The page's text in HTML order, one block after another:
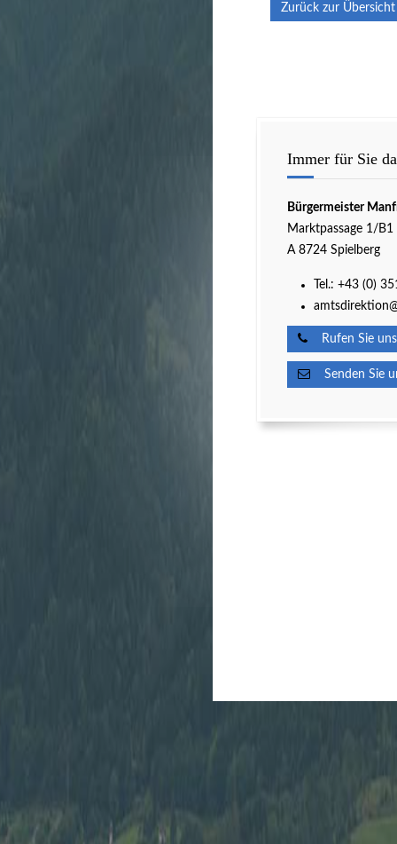
Zurück zur Übersicht
Immer für Sie
Bürgermeister
Marktpassage 1/B1
A 8724 Spielberg
Tel.: +43 (0)
Rufen Sie
Senden Sie